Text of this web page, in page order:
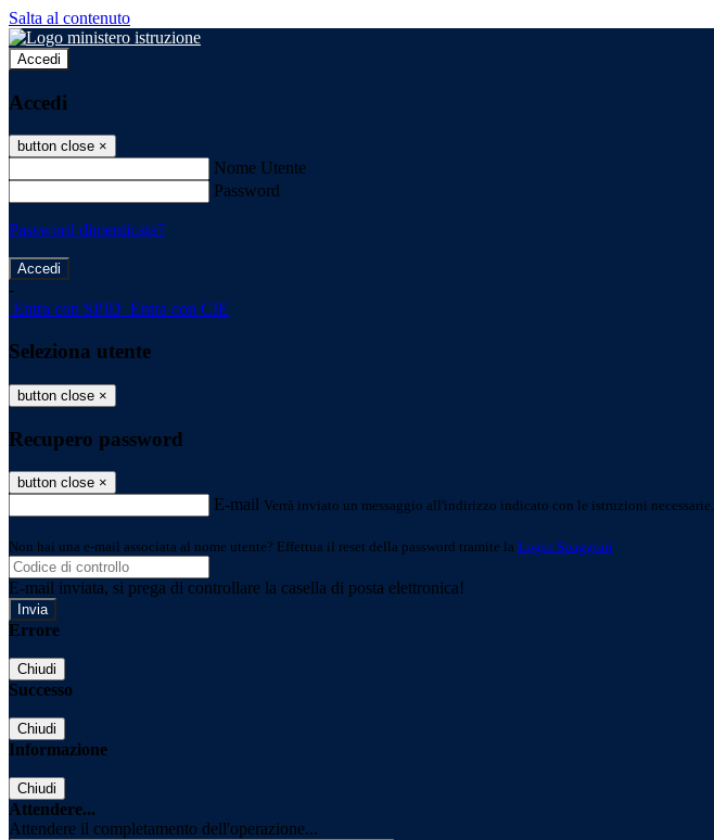
Salta al contenuto
Accedi
Accedi
button close ×
Nome Utente
Password
Password dimenticata?
-
Entra con SPID Entra con CIE
Seleziona utente
button close ×
Recupero password
button close ×
E-mail Verrà inviato un messaggio all'indirizzo indicato con le istruzioni necessarie.
Non hai una e-mail associata al nome utente? Effettua il reset della password tramite la Login Spaggiari
E-mail inviata, si prega di controllare la casella di posta elettronica!
Errore
Chiudi
Successo
Chiudi
Informazione
Chiudi
Attendere...
Attendere il completamento dell'operazione...